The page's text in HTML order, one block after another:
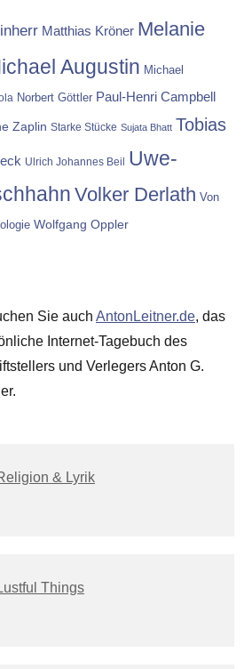
Matthias Kröner Melanie
Augustin Michael
Norbert Göttler Paul-Henri Campbell
Zaplin Starke Stücke Sujata Bhatt Tobias
Ulrich Johannes Beil
Uwe-
Volker Derlath Von
Wolfgang Oppler
Sie auch AntonLeitner.de, das
Internet-Tagebuch des
und Verlegers Anton G.